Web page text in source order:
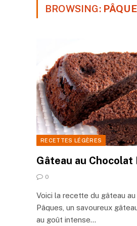
BROWSING:
RECETTES LÉGÈRES
Gâteau au Chocolat
0
Voici la recette du gâteau
Pâques, un savoureux
au goût intense…